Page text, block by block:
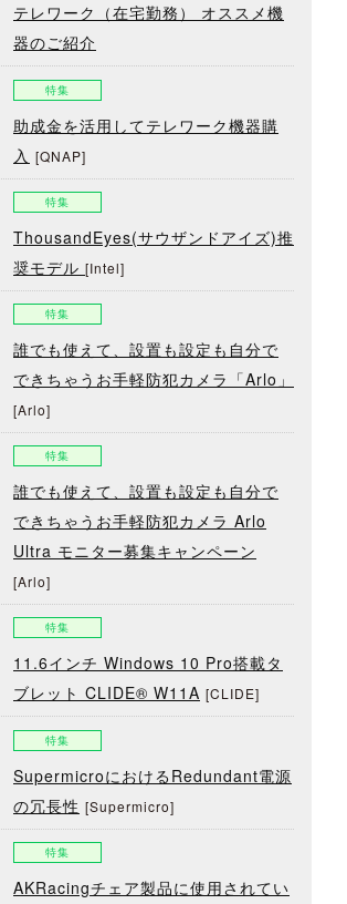
テレワーク（在宅勤務） オススメ機
器のご紹介
特集
助成金を活用してテレワーク機器購
入 [QNAP]
特集
ThousandEyes(サウザンドアイズ)推
奨モデル [Intel]
特集
誰でも使えて、設置も設定も自分で
できちゃうお手軽防犯カメラ「Arlo」
[Arlo]
特集
誰でも使えて、設置も設定も自分で
できちゃうお手軽防犯カメラ Arlo
Ultra モニター募集キャンペーン
[Arlo]
特集
11.6インチ Windows 10 Pro搭載タ
ブレット CLIDE® W11A [CLIDE]
特集
SupermicroにおけるRedundant電源
の冗長性 [Supermicro]
特集
AKRacingチェア製品に使用されてい